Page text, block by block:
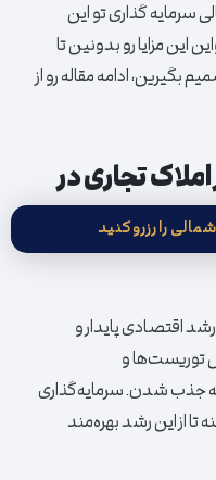
سرمایه گذاری تو این
مزایا رو بدونین تا
بگیرین، ادامه مقاله رو از
تجاری در
اقتصادی پایدار و
توریست‌ها و
جذب شدن. سرمایه‌گذاری
از این رشد بهره‌مند